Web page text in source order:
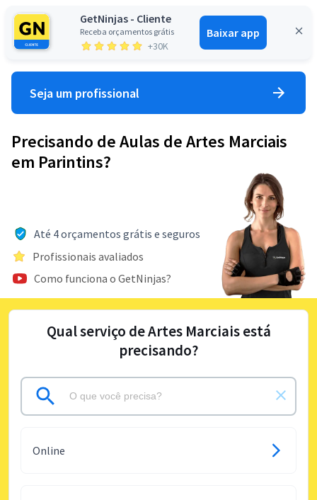
GetNinjas - Cliente
Receba orçamentos grátis
+30K
Baixar app
Entrar
Seja um profissional
Precisando de Aulas de Artes Marciais
em Parintins?
Até 4 orçamentos grátis e seguros
Profissionais avaliados
Como funciona o GetNinjas?
Qual serviço de Artes Marciais está
precisando?
Online